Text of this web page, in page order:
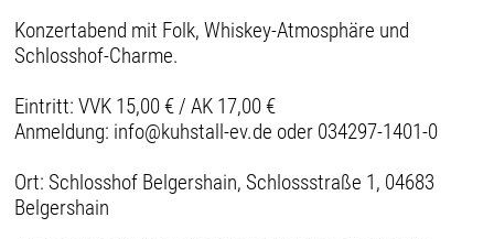
Konzertabend mit Folk, Whiskey-Atmosphäre und
Schlosshof-Charme.
Eintritt: VVK 15,00 € / AK 17,00 €
Anmeldung: info@kuhstall-ev.de oder 034297-1401-0
Ort: Schlosshof Belgershain, Schlossstraße 1, 04683
Belgershain